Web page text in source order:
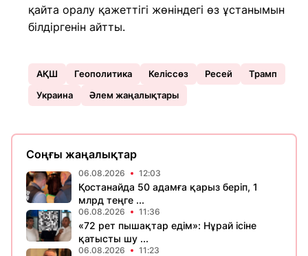
қайта оралу қажеттігі жөніндегі өз ұстанымын
білдіргенін айтты.
АҚШ Геополитика Келіссөз Ресей
Трамп
Украина
Әлем жаңалықтары
Соңғы жаңалықтар
06.08.2026 12:03
Қостанайда 50 адамға қарыз беріп, 1
млрд теңге ...
06.08.2026 11:36
«72 рет пышақтар едім»: Нұрай ісіне
қатысты шу ...
06.08.2026 11:23